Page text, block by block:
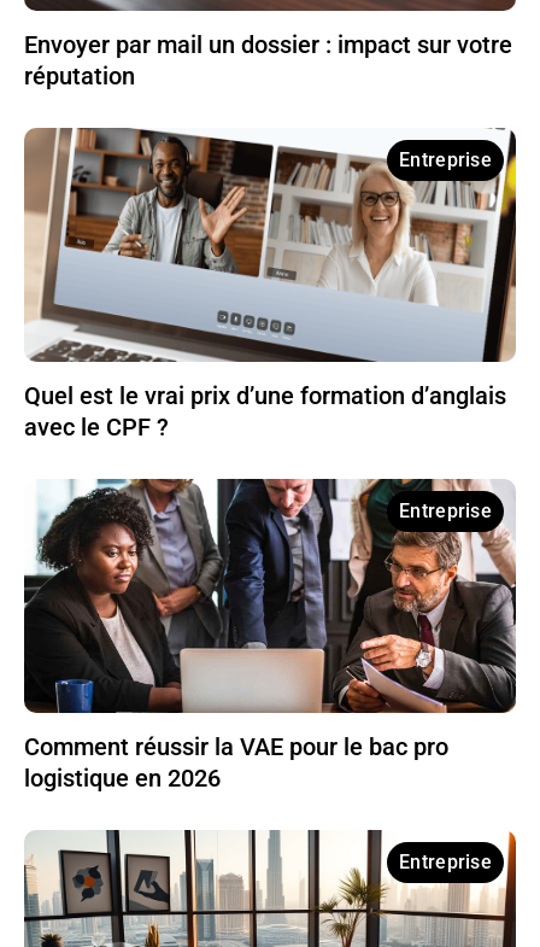
Envoyer par mail un dossier : impact sur votre
réputation
Entreprise
Quel est le vrai prix d’une formation d’anglais
avec le CPF ?
Entreprise
Comment réussir la VAE pour le bac pro
logistique en 2026
Entreprise